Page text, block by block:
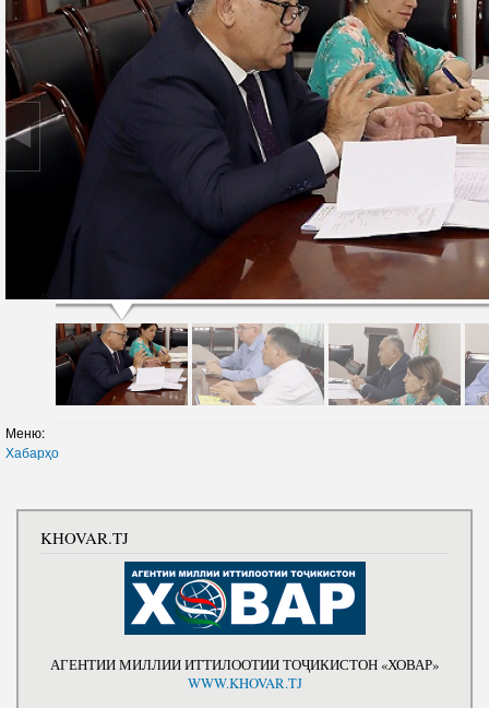
Меню:
Хабарҳо
KHOVAR.TJ
АГЕНТИИ МИЛЛИИ ИТТИЛООТИИ ТОҶИКИСТОН «ХОВАР»
WWW.KHOVAR.TJ